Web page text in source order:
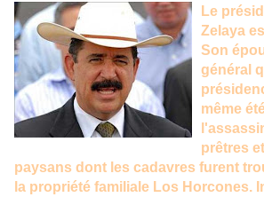
Le
Zelaya
Son
général
même
prêtres
paysans dont les cadavres furent
la propriété familiale Los Horcones.